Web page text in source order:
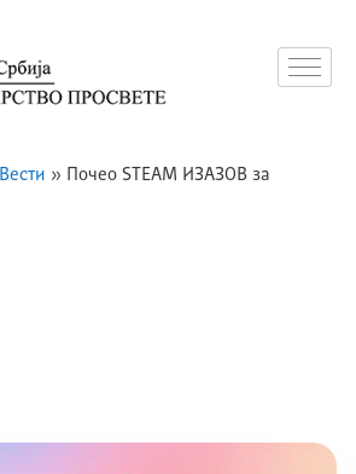
Вести » Почео STEAM ИЗАЗОВ за